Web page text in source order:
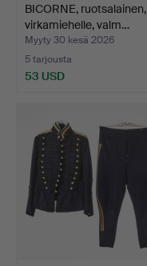
BICORNE, ruotsalainen,
virkamiehelle, valm…
Myyty 30 kesä 2026
5 tarjousta
53 USD